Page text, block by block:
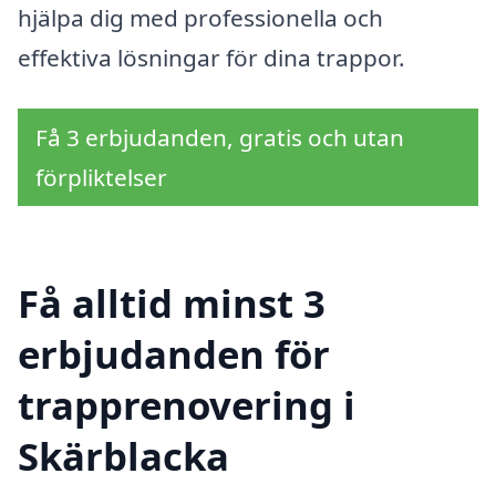
hjälpa dig med professionella och
effektiva lösningar för dina trappor.
Få 3 erbjudanden, gratis och utan
förpliktelser
Få alltid minst 3
erbjudanden för
trapprenovering i
Skärblacka